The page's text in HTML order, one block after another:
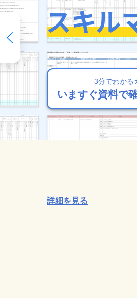
3分でわかる
いますぐ資料で
3分でわかる
いますぐ資料で
スキル
3分でわかる
いますぐ資料で
3分でわかる
いますぐ資料で
3分でわかる
いますぐ資料で
詳細を見る